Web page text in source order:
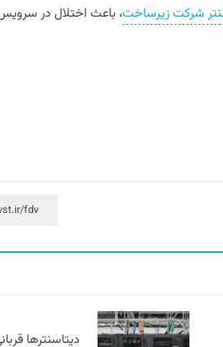
شرکت زیرساخت، باعث اختلال در
fdv
دیتاسنترها